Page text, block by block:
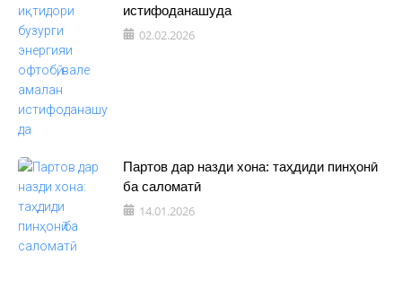
истифоданашуда
02.02.2026
Партов дар назди хона: таҳдиди пинҳонӣ
ба саломатӣ
14.01.2026